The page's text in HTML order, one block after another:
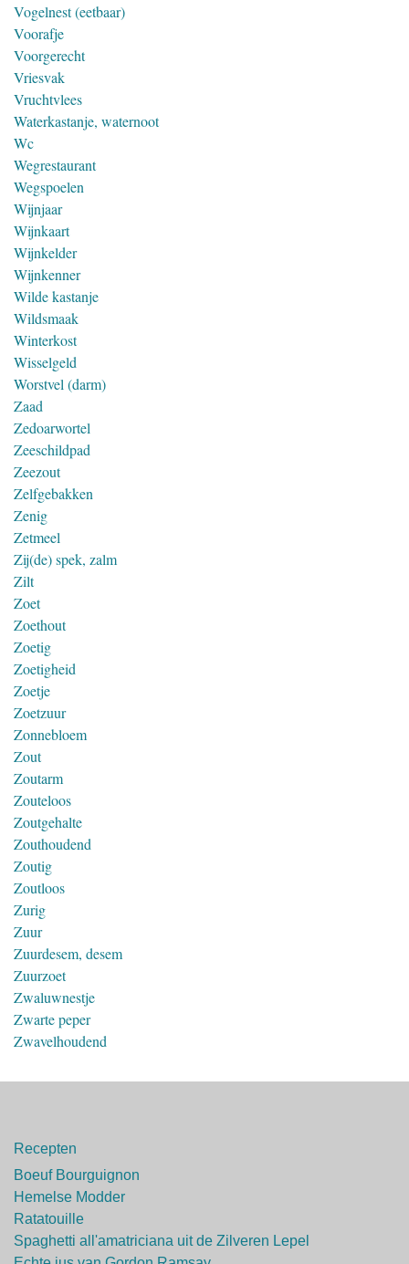
Vogelnest (eetbaar)
Voorafje
Voorgerecht
Vriesvak
Vruchtvlees
Waterkastanje, waternoot
Wc
Wegrestaurant
Wegspoelen
Wijnjaar
Wijnkaart
Wijnkelder
Wijnkenner
Wilde kastanje
Wildsmaak
Winterkost
Wisselgeld
Worstvel (darm)
Zaad
Zedoarwortel
Zeeschildpad
Zeezout
Zelfgebakken
Zenig
Zetmeel
Zij(de) spek, zalm
Zilt
Zoet
Zoethout
Zoetig
Zoetigheid
Zoetje
Zoetzuur
Zonnebloem
Zout
Zoutarm
Zouteloos
Zoutgehalte
Zouthoudend
Zoutig
Zoutloos
Zurig
Zuur
Zuurdesem, desem
Zuurzoet
Zwaluwnestje
Zwarte peper
Zwavelhoudend
Recepten
Boeuf Bourguignon
Hemelse Modder
Ratatouille
Spaghetti all'amatriciana uit de Zilveren Lepel